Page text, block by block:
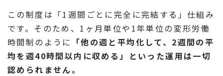
この制度は「1週間ごとに完全に完結する」仕組み
です。そのため、1ヶ月単位や1年単位の変形労働
時間制のように 「他の週と平均化して、2週間の平
均を週40時間以内に収める」といった運用は一切
認められません。